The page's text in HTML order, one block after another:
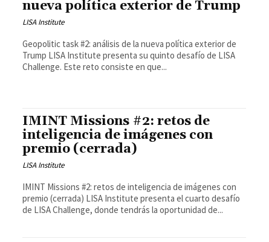
nueva política exterior de Trump
LISA Institute
Geopolitic task #2: análisis de la nueva política exterior de
Trump LISA Institute presenta su quinto desafío de LISA
Challenge. Este reto consiste en que...
IMINT Missions #2: retos de
inteligencia de imágenes con
premio (cerrada)
LISA Institute
IMINT Missions #2: retos de inteligencia de imágenes con
premio (cerrada) LISA Institute presenta el cuarto desafío
de LISA Challenge, donde tendrás la oportunidad de...